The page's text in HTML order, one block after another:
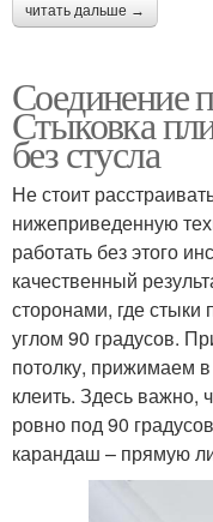
читать дальше →
Соединение
Стыковка
без стусла
Не стоит
нижеприведенную
работать без этого
качественный
сторонами, где стыки
углом 90 градусов.
потолку, прижимаем
клеить. Здесь важно,
ровно под 90
карандаш – прямую